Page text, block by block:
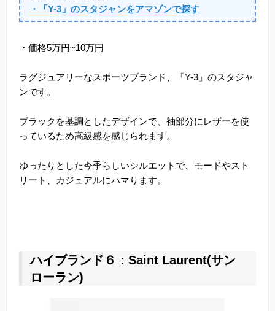
・「Y-3」のスタジャンをアマゾンで探す
・価格5万円~10万円
ラグジュアリーなスポーツブランド、「Y-3」のスタジャ
ンです。
ブラックを基調としたデザインで、袖部分にレザーを使
っているため高級感を感じられます。
ゆったりとした今季らしいシルエットで、モードやスト
リート、カジュアルにハマります。
ハイブランド６：Saint Laurent(サン
ローラン)